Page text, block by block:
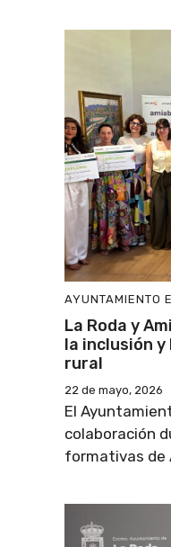
AYUNTAMIENTO
La Roda y
la inclusión
rural
22 de mayo, 2026
El
colaboración
formativas de